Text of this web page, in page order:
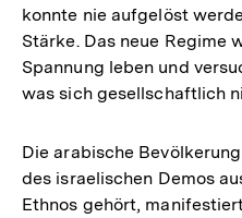
konnte nie aufgelöst
Stärke. Das neue Regime
Spannung leben und
was sich gesellschaftlich
Die arabische
des israelischen Demos
Ethnos gehört,